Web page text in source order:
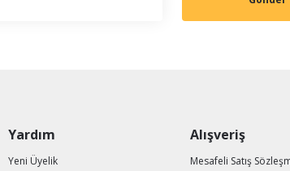
Yardım
Yeni Üyelik
Alışveriş
Mesafeli Satış